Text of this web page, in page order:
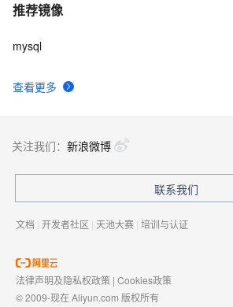
推荐镜像
查看更多
mysql
关注我们： 新浪微博
联系我们
文档 | 开发者社区 | 天池大赛 | 培训与认证
法律声明及隐私权政策 | Cookies政策
© 2009-现在 Aliyun.com 版权所有